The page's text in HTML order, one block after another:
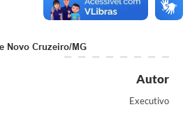
Novo Cruzeiro/MG
Autor
Executivo